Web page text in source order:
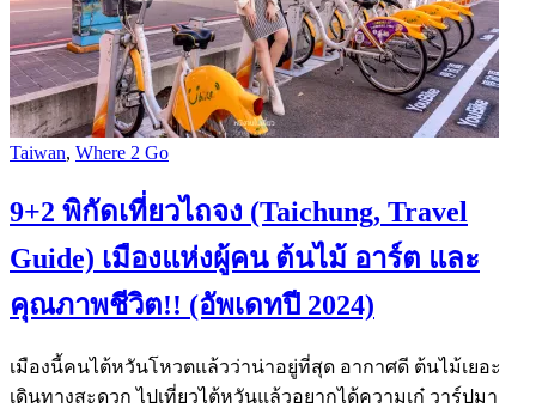
Taiwan, Where 2 Go
9+2 พิกัดเที่ยวไถจง (Taichung, Travel
Guide) เมืองแห่งผู้คน ต้นไม้ อาร์ต และ
คุณภาพชีวิต!! (อัพเดทปี 2024)
เมืองนี้คนไต้หวันโหวตแล้วว่าน่าอยู่ที่สุด อากาศดี ต้นไม้เยอะ
เดินทางสะดวก ไปเที่ยวไต้หวันแล้วอยากได้ความเก๋ วาร์ปมา